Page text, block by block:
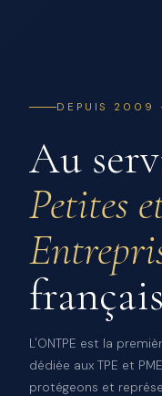
DEPUIS 2009
Au
Petites
L'ONTPE est la
dédiée aux TPE et
protégeons et